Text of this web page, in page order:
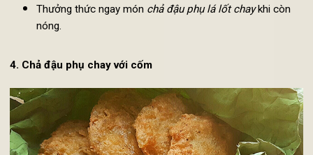
để nguyên vẩy khô.
Cho nấm hương, mộc nhĩ, dầu ăn vào chảo đào đều tay
Đậu phụ nghiền nhuyễn, trộn đều với nấm hương, mộc
lá lốt thái nhỏ và hạt nêm.
Trái lá lốt ra thớt, cho đậu phụ vừa trộn đều lên, sau đó
cuốn lại như cuốn nem. Lưu ý: nên úp mặt lá xanh xuống
dưới để khi chín có màu đẹp mặt hơn.
Cho chảo lên bếp đun sôi dầu ăn, sau đó thả nem vào